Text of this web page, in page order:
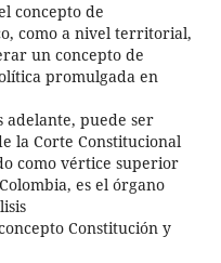
concepto de
como a nivel territorial,
un concepto de
promulgada en
adelante, puede ser
la Corte Constitucional
como vértice superior
es el órgano
Constitución y